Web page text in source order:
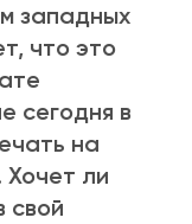
западных
что это
сегодня в
на
Хочет ли
свой